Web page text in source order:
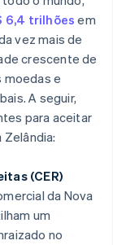
6,4 trilhõesem
vez mais de
crescente de
moedas e
A seguir,
para aceitar
Zelândia:
(CER)
da Nova
um
no